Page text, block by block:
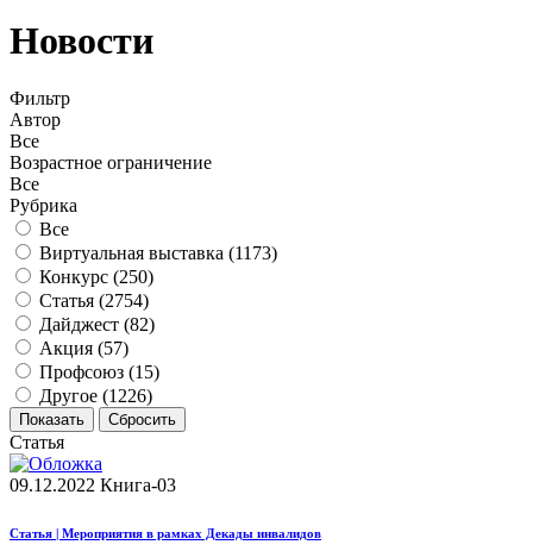
Новости
Фильтр
Автор
Все
Возрастное ограничение
Все
Рубрика
Все
Виртуальная выставка (1173)
Конкурс (250)
Статья (2754)
Дайджест (82)
Акция (57)
Профсоюз (15)
Другое (1226)
Статья
09.12.2022 Книга-03
Статья | Мероприятия в рамках Декады инвалидов